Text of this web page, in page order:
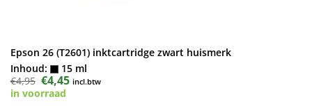
Epson 26 (T2601) inktcartridge zwart huismerk
Inhoud:
15 ml
€4,95 Oorspronkelijke
prijs
was:
€4,45Huidige
prijs
incl.btw
in voorraad